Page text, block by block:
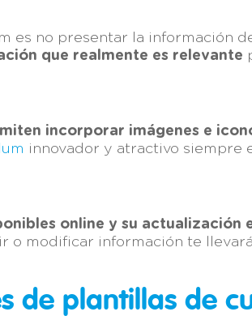
es no presentar la información
que realmente es relevante
incorporar imágenes e
innovador y atractivo siempre
online y su actualización
o modificar información te
de plantillas de